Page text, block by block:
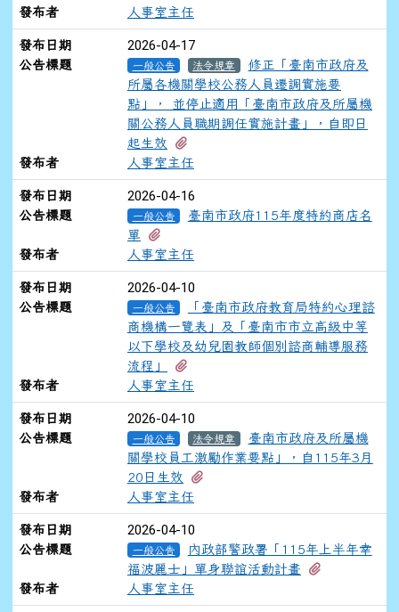
發布者
人事室主任
發布日期 2026-04-17
公告標題 一般公告 法令規章
修正「臺南市政府及
所屬各機關學校公務人員遷調實施要
點」， 並停止適用「臺南市政府及所屬機
關公務人員職期調任實施計畫」，自即日
起生效
發布者
人事室主任
發布日期 2026-04-16
公告標題 一般公告
臺南市政府115年度特約商店名
單
發布者
人事室主任
發布日期 2026-04-10
公告標題 一般公告
「臺南市政府教育局特約心理諮
商機構一覽表」及「臺南市市立高級中等
以下學校及幼兒園教師個別諮商輔導服務
流程」
發布者
人事室主任
發布日期 2026-04-10
公告標題 一般公告 法令規章
臺南市政府及所屬機
關學校員工激勵作業要點」，自115年3月
20日生效
發布者
人事室主任
發布日期 2026-04-10
公告標題 一般公告
內政部警政署「115年上半年幸
福波麗士」單身聯誼活動計畫
發布者
人事室主任